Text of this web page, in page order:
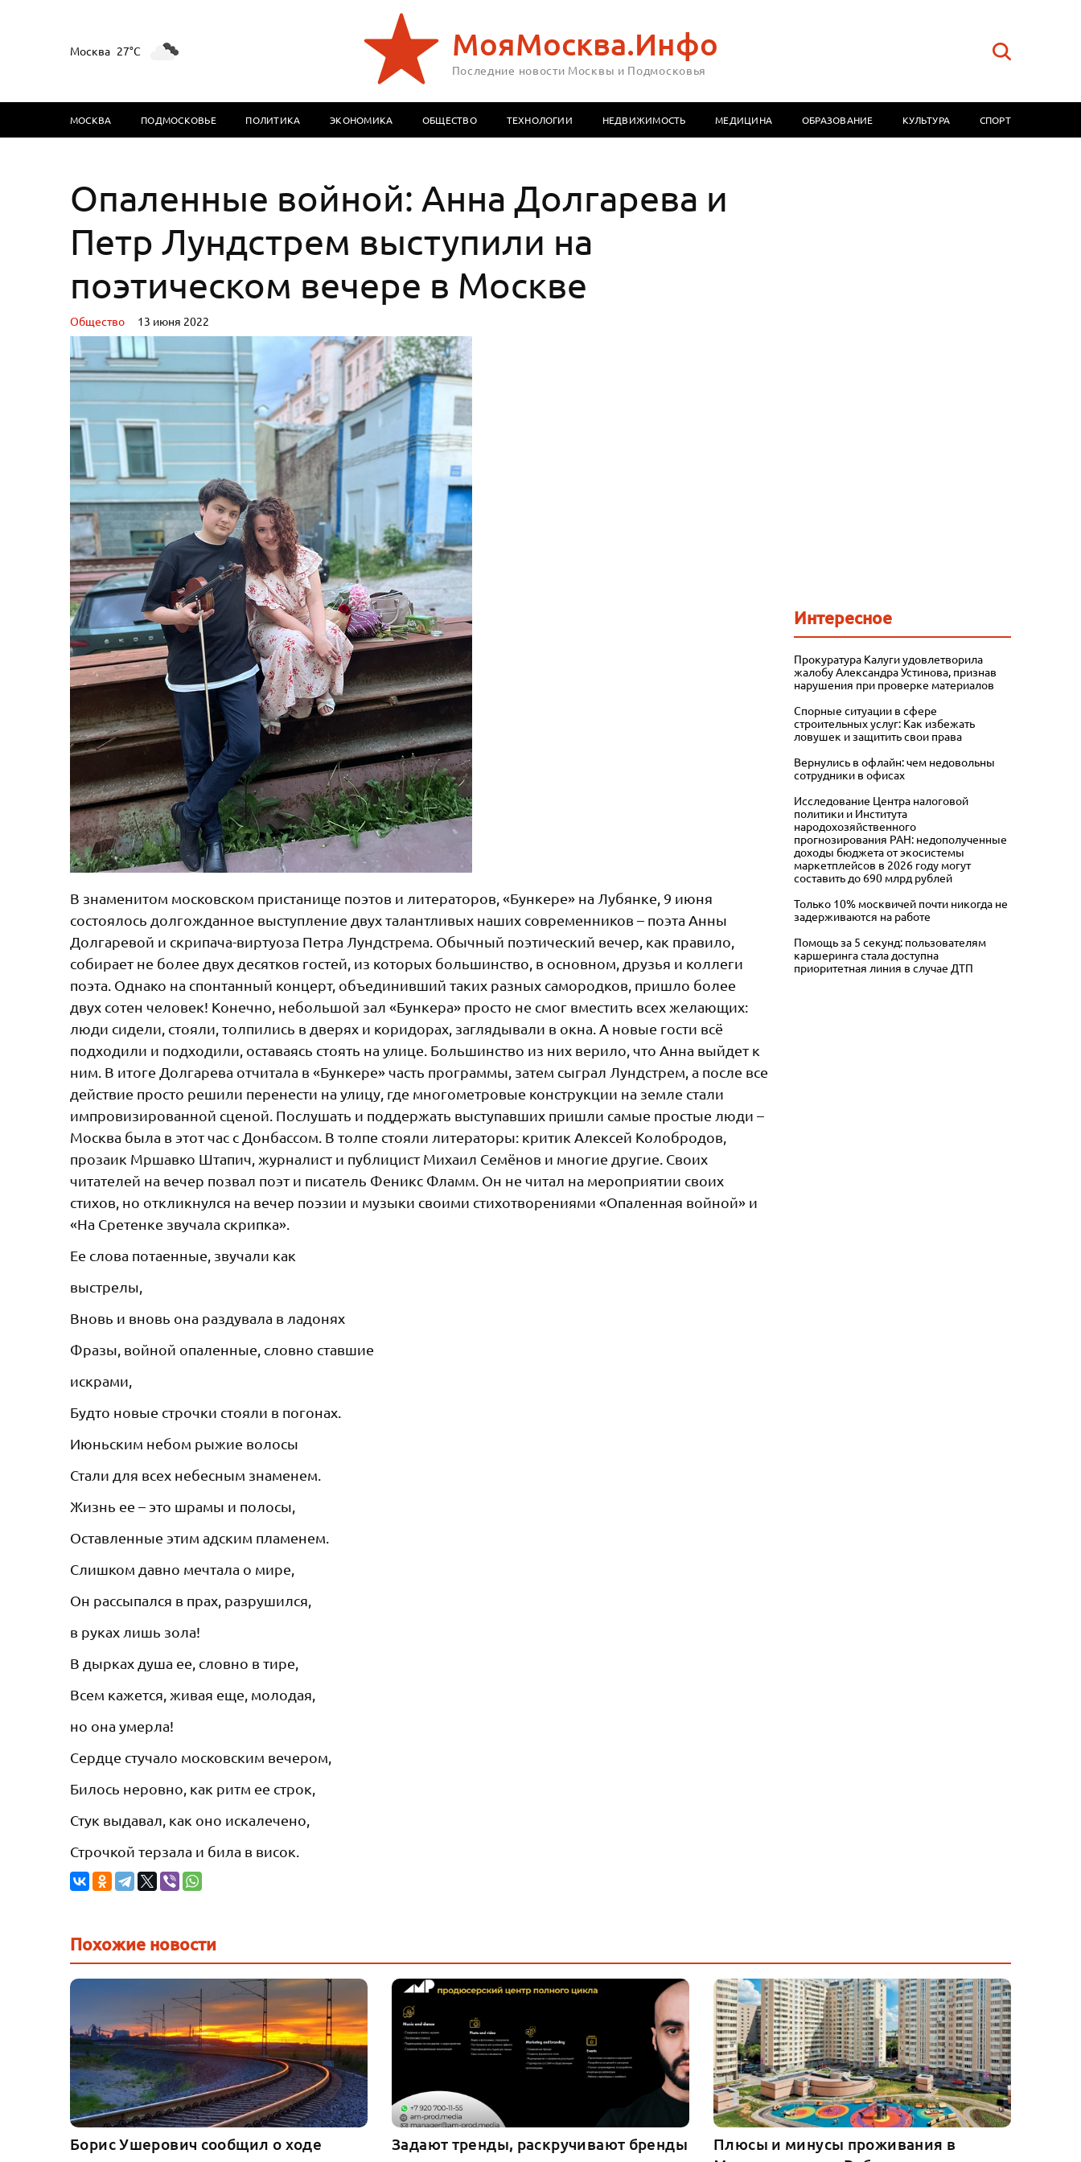
Москва 27°C МояМосква.Инфо
Последние новости Москвы и Подмосковья
МОСКВА ПОДМОСКОВЬЕ ПОЛИТИКА ЭКОНОМИКА ОБЩЕСТВО ТЕХНОЛОГИИ НЕДВИЖИМОСТЬ МЕДИЦИНА ОБРАЗОВАНИЕ КУЛЬТУРА СПОРТ
Опаленные войной: Анна Долгарева и
Петр Лундстрем выступили на
поэтическом вечере в Москве
Oбщество 13 июня 2022
В знаменитом московском пристанище поэтов и литераторов, «Бункере» на Лубянке, 9 июня
состоялось долгожданное выступление двух талантливых наших современников – поэта Анны
Долгаревой и скрипача-виртуоза Петра Лундстрема. Обычный поэтический вечер, как правило,
собирает не более двух десятков гостей, из которых большинство, в основном, друзья и коллеги
поэта. Однако на спонтанный концерт, объединивший таких разных самородков, пришло более
двух сотен человек! Конечно, небольшой зал «Бункера» просто не смог вместить всех желающих:
люди сидели, стояли, толпились в дверях и коридорах, заглядывали в окна. А новые гости всё
подходили и подходили, оставаясь стоять на улице. Большинство из них верило, что Анна выйдет к
ним. В итоге Долгарева отчитала в «Бункере» часть программы, затем сыграл Лундстрем, а после все
действие просто решили перенести на улицу, где многометровые конструкции на земле стали
импровизированной сценой. Послушать и поддержать выступавших пришли самые простые люди –
Москва была в этот час с Донбассом. В толпе стояли литераторы: критик Алексей Колобродов,
прозаик Мршавко Штапич, журналист и публицист Михаил Семёнов и многие другие. Своих
читателей на вечер позвал поэт и писатель Феникс Фламм. Он не читал на мероприятии своих
стихов, но откликнулся на вечер поэзии и музыки своими стихотворениями «Опаленная войной» и
«На Сретенке звучала скрипка».
Ее слова потаенные, звучали как
выстрелы,
Вновь и вновь она раздувала в ладонях
Фразы, войной опаленные, словно ставшие
искрами,
Будто новые строчки стояли в погонах.
Июньским небом рыжие волосы
Стали для всех небесным знаменем.
Жизнь ее – это шрамы и полосы,
Оставленные этим адским пламенем.
Слишком давно мечтала о мире,
Он рассыпался в прах, разрушился,
в руках лишь зола!
В дырках душа ее, словно в тире,
Всем кажется, живая еще, молодая,
но она умерла!
Сердце стучало московским вечером,
Билось неровно, как ритм ее строк,
Стук выдавал, как оно искалечено,
Строчкой терзала и била в висок.
Интересное
Прокуратура Калуги удовлетворила
жалобу Александра Устинова, признав
нарушения при проверке материалов
Спорные ситуации в сфере
строительных услуг: Как избежать
ловушек и защитить свои права
Вернулись в офлайн: чем недовольны
сотрудники в офисах
Исследование Центра налоговой
политики и Института
народохозяйственного
прогнозирования РАН: недополученные
доходы бюджета от экосистемы
маркетплейсов в 2026 году могут
составить до 690 млрд рублей
Только 10% москвичей почти никогда не
задерживаются на работе
Помощь за 5 секунд: пользователям
каршеринга стала доступна
приоритетная линия в случае ДТП
Похожие новости
Борис Ушерович сообщил о ходе
Задают тренды, раскручивают бренды
Плюсы и минусы проживания в